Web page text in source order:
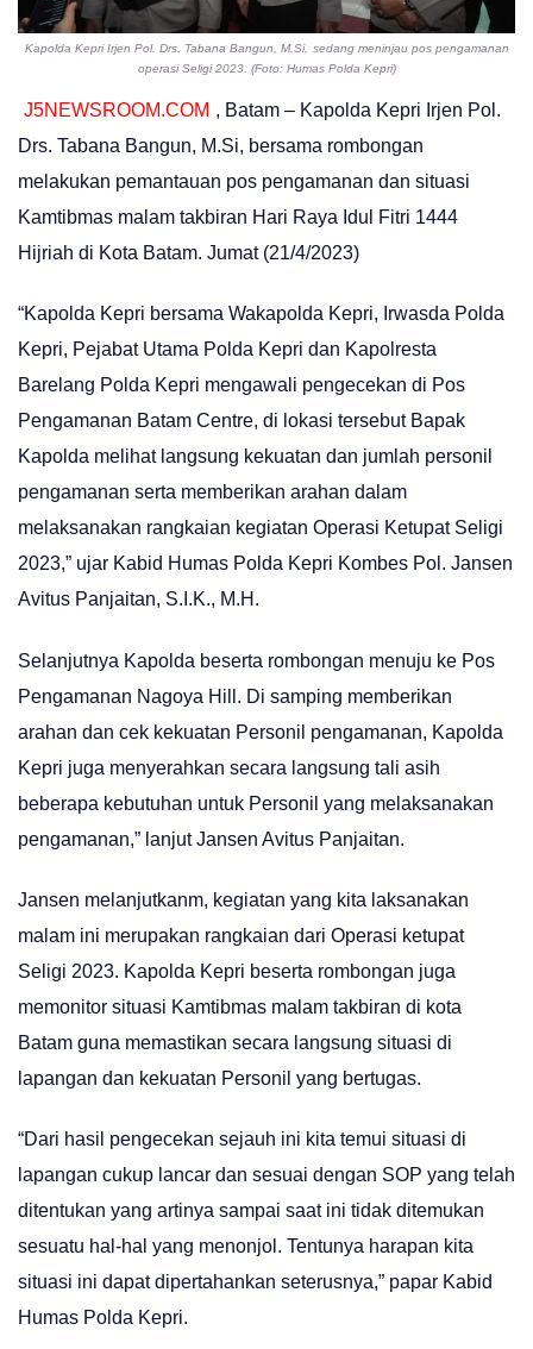
Kapolda Kepri Irjen Pol. Drs. Tabana Bangun, M.Si, sedang meninjau pos pengamanan
operasi Seligi 2023. (Foto: Humas Polda Kepri)
J5NEWSROOM.COM , Batam – Kapolda Kepri Irjen Pol.
Drs. Tabana Bangun, M.Si, bersama rombongan
melakukan pemantauan pos pengamanan dan situasi
Kamtibmas malam takbiran Hari Raya Idul Fitri 1444
Hijriah di Kota Batam. Jumat (21/4/2023)
“Kapolda Kepri bersama Wakapolda Kepri, Irwasda Polda
Kepri, Pejabat Utama Polda Kepri dan Kapolresta
Barelang Polda Kepri mengawali pengecekan di Pos
Pengamanan Batam Centre, di lokasi tersebut Bapak
Kapolda melihat langsung kekuatan dan jumlah personil
pengamanan serta memberikan arahan dalam
melaksanakan rangkaian kegiatan Operasi Ketupat Seligi
2023,” ujar Kabid Humas Polda Kepri Kombes Pol. Jansen
Avitus Panjaitan, S.I.K., M.H.
Selanjutnya Kapolda beserta rombongan menuju ke Pos
Pengamanan Nagoya Hill. Di samping memberikan
arahan dan cek kekuatan Personil pengamanan, Kapolda
Kepri juga menyerahkan secara langsung tali asih
beberapa kebutuhan untuk Personil yang melaksanakan
pengamanan,” lanjut Jansen Avitus Panjaitan.
Jansen melanjutkanm, kegiatan yang kita laksanakan
malam ini merupakan rangkaian dari Operasi ketupat
Seligi 2023. Kapolda Kepri beserta rombongan juga
memonitor situasi Kamtibmas malam takbiran di kota
Batam guna memastikan secara langsung situasi di
lapangan dan kekuatan Personil yang bertugas.
“Dari hasil pengecekan sejauh ini kita temui situasi di
lapangan cukup lancar dan sesuai dengan SOP yang telah
ditentukan yang artinya sampai saat ini tidak ditemukan
sesuatu hal-hal yang menonjol. Tentunya harapan kita
situasi ini dapat dipertahankan seterusnya,” papar Kabid
Humas Polda Kepri.